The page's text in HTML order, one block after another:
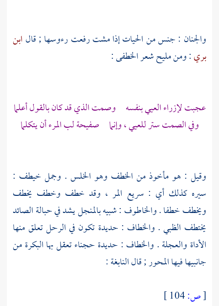
والجنان : جنس من الحيات إذا مشت رفعت رءوسها ; قال ابن
بري: ومن مليح شعرالخطفى:
عجبت لإزراء العيي بنفسه وصمت الذي قد كان بالقول أعلما
وفي الصمت ستر للعيي ، وإنما صفيحة لب المرء أن يتكلما
وقيل : هو مأخوذ من الخطف وهو الخلس . وجمل خيطف :
سيره كذلك أي : سريع المر ، وقد خطف وخطف يخطف
ويخطف خطفا . والخاطوف : شبيه بالمنجل يشد في حبالة الصائد
يختطف الظبي . والخطاف : حديدة تكون في الرحل تعلق منها
الأداة والعجلة . والخطاف : حديدة حجناء تعقل بها البكرة من
جانبيها فيها المحور ; قالالنابغة:
[ص: